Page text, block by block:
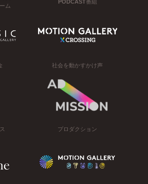
ム
社会を動かすかけ声
プロダクション